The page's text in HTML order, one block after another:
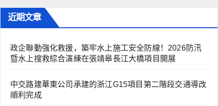
近期文章
政企聯動強化救援，築牢水上施工安全防線！2026防汛
暨水上搜救綜合演練在張靖皋長江大橋項目開展
中交路建華東公司承建的浙江G15項目第二階段交通導改
順利完成